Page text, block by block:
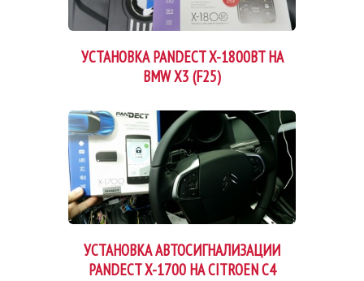
УСТАНОВКА PANDECT X-1800BT НА
BMW X3 (F25)
УСТАНОВКА АВТОСИГНАЛИЗАЦИИ
PANDECT X-1700 НА CITROEN C4